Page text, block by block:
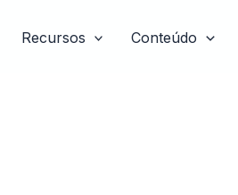
Recursos Conteúdo